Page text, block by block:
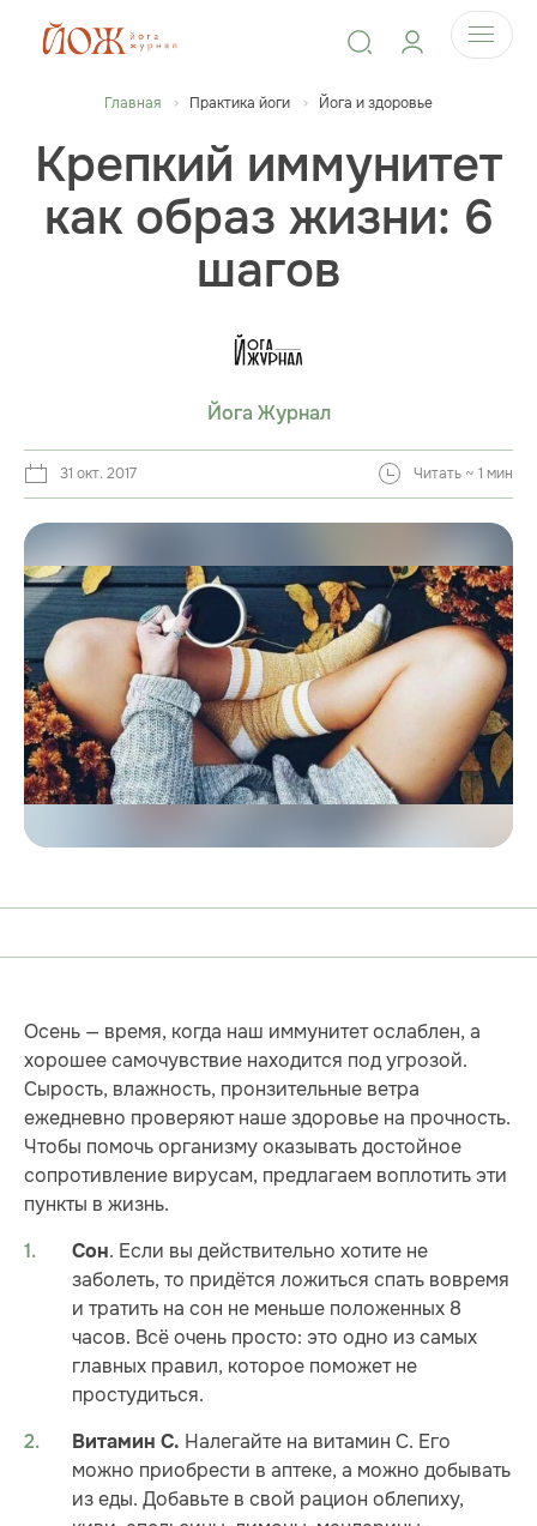
Главная Практика йоги Йога и здоровье
Крепкий иммунитет
как образ жизни: 6
шагов
Йога Журнал
31 окт. 2017 Читать ~ 1 мин
Осень — время, когда наш иммунитет ослаблен, а
хорошее самочувствие находится под угрозой.
Сырость, влажность, пронзительные ветра
ежедневно проверяют наше здоровье на прочность.
Чтобы помочь организму оказывать достойное
сопротивление вирусам, предлагаем воплотить эти
пункты в жизнь.
Сон. Если вы действительно хотите не
заболеть, то придётся ложиться спать вовремя
и тратить на сон не меньше положенных 8
часов. Всё очень просто: это одно из самых
главных правил, которое поможет не
простудиться.
Витамин С. Налегайте на витамин С. Его
можно приобрести в аптеке, а можно добывать
из еды. Добавьте в свой рацион облепиху,